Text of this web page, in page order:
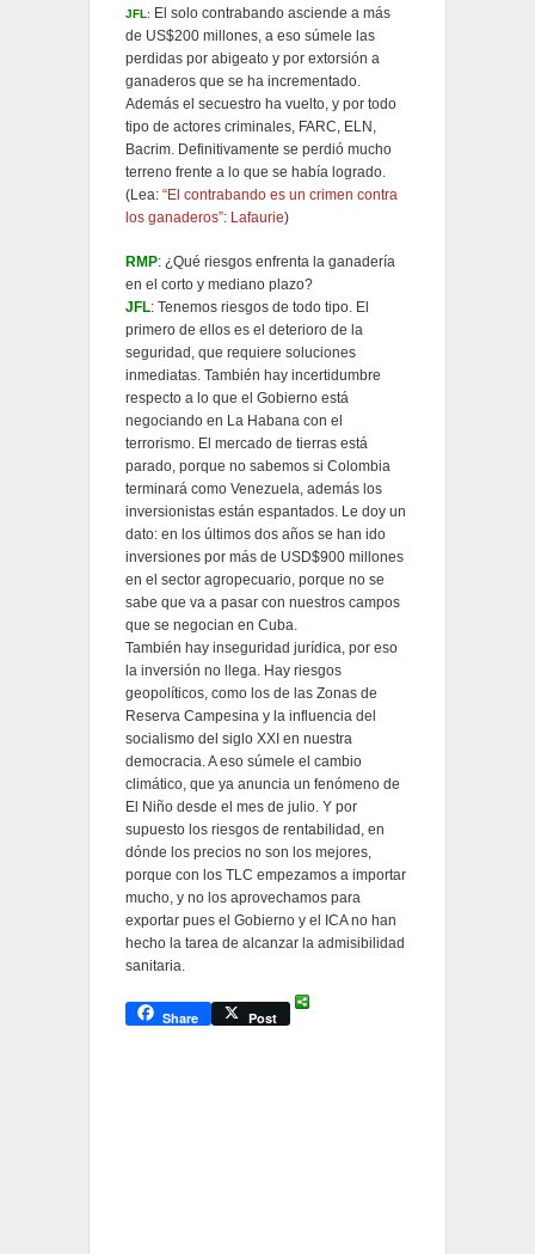
JFL: El solo contrabando asciende a más
de US$200 millones, a eso súmele las
perdidas por abigeato y por extorsión a
ganaderos que se ha incrementado.
Además el secuestro ha vuelto, y por todo
tipo de actores criminales, FARC, ELN,
Bacrim. Definitivamente se perdió mucho
terreno frente a lo que se había logrado.
(Lea:“El contrabando es un crimen contra
los ganaderos”: Lafaurie)
RMP: ¿Qué riesgos enfrenta la ganadería
en el corto y mediano plazo?
JFL: Tenemos riesgos de todo tipo. El
primero de ellos es el deterioro de la
seguridad, que requiere soluciones
inmediatas. También hay incertidumbre
respecto a lo que el Gobierno está
negociando en La Habana con el
terrorismo. El mercado de tierras está
parado, porque no sabemos si Colombia
terminará como Venezuela, además los
inversionistas están espantados. Le doy un
dato: en los últimos dos años se han ido
inversiones por más de USD$900 millones
en el sector agropecuario, porque no se
sabe que va a pasar con nuestros campos
que se negocian en Cuba.
También hay inseguridad jurídica, por eso
la inversión no llega. Hay riesgos
geopolíticos, como los de las Zonas de
Reserva Campesina y la influencia del
socialismo del siglo XXI en nuestra
democracia. A eso súmele el cambio
climático, que ya anuncia un fenómeno de
El Niño desde el mes de julio. Y por
supuesto los riesgos de rentabilidad, en
dónde los precios no son los mejores,
porque con los TLC empezamos a importar
mucho, y no los aprovechamos para
exportar pues el Gobierno y el ICA no han
hecho la tarea de alcanzar la admisibilidad
sanitaria.
Share Post